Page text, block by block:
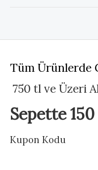
Tüm Ürünlerde
750 tl ve Üzeri
Sepette
Kupon Kodu